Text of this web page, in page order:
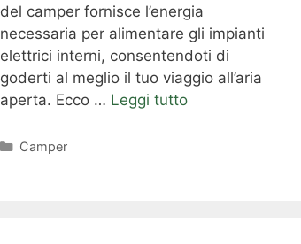
del camper fornisce l’energia
necessaria per alimentare gli impianti
elettrici interni, consentendoti di
goderti al meglio il tuo viaggio all’aria
aperta. Ecco … Leggi tutto
Categorie
Camper